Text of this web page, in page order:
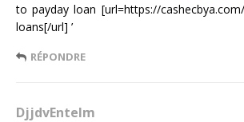
to payday loan [url=https://
loans[/url] ’
RÉPONDRE
DjjdvEntelm